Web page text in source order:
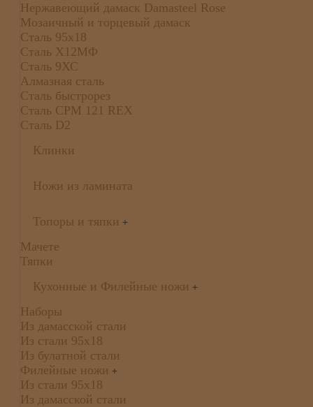
Нержавеющий дамаск Damasteel Rose
Мозаичный и торцевый дамаск
Сталь 95х18
Сталь Х12МФ
Сталь 9ХС
Алмазная сталь
Сталь быстрорез
Сталь CPM 121 REX
Сталь D2
Клинки
Ножи из ламината
Топоры и тяпки +
Мачете
Тяпки
Кухонные и Филейные ножи +
Наборы
Из дамасской стали
Из стали 95х18
Из булатной стали
Филейные ножи +
Из стали 95х18
Из дамасской стали